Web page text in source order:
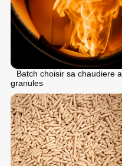
Batch choisir sa chaudiere a
granules